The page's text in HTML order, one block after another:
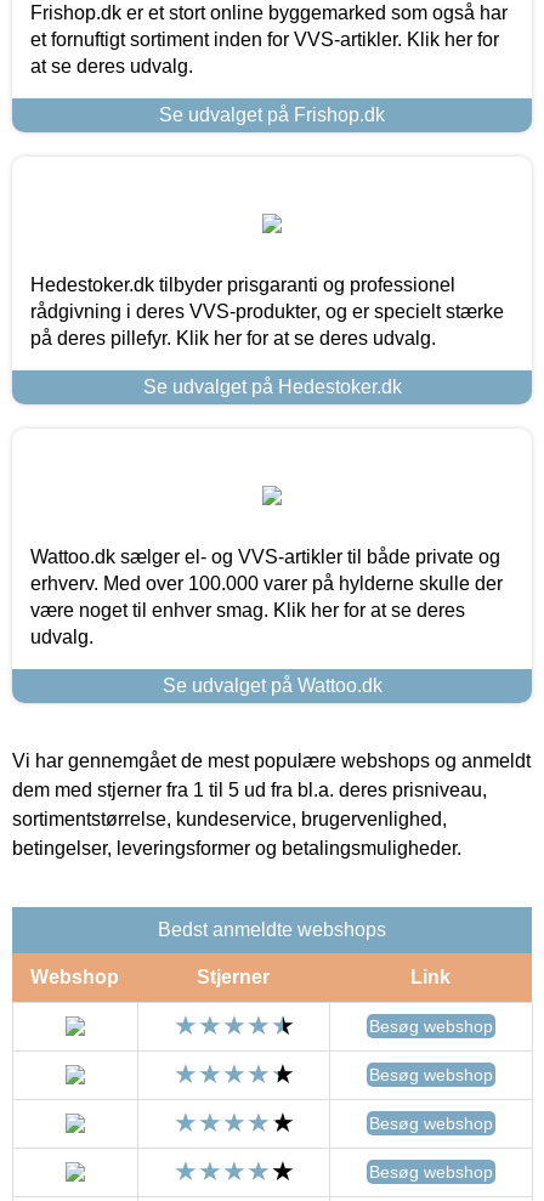
Frishop.dk er et stort online byggemarked som også har
et fornuftigt sortiment inden for VVS-artikler. Klik her for
at se deres udvalg.
Se udvalget på Frishop.dk
Hedestoker.dk tilbyder prisgaranti og professionel
rådgivning i deres VVS-produkter, og er specielt stærke
på deres pillefyr. Klik her for at se deres udvalg.
Se udvalget på Hedestoker.dk
Wattoo.dk sælger el- og VVS-artikler til både private og
erhverv. Med over 100.000 varer på hylderne skulle der
være noget til enhver smag. Klik her for at se deres
udvalg.
Se udvalget på Wattoo.dk
Vi har gennemgået de mest populære webshops og anmeldt
dem med stjerner fra 1 til 5 ud fra bl.a. deres prisniveau,
sortimentstørrelse, kundeservice, brugervenlighed,
betingelser, leveringsformer og betalingsmuligheder.
Bedst anmeldte webshops
Webshop Stjerner Link
Besøg webshop
Besøg webshop
Besøg webshop
Besøg webshop